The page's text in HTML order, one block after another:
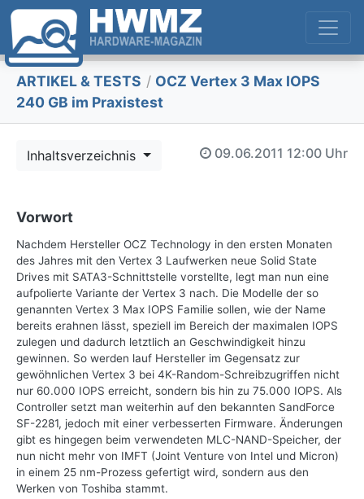
ARTIKEL & TESTS / OCZ Vertex 3 Max IOPS
240 GB im Praxistest
Inhaltsverzeichnis 09.06.2011 12:00 Uhr
Vorwort
Nachdem Hersteller OCZ Technology in den ersten Monaten
des Jahres mit den Vertex 3 Laufwerken neue Solid State
Drives mit SATA3-Schnittstelle vorstellte, legt man nun eine
aufpolierte Variante der Vertex 3 nach. Die Modelle der so
genannten Vertex 3 Max IOPS Familie sollen, wie der Name
bereits erahnen lässt, speziell im Bereich der maximalen IOPS
zulegen und dadurch letztlich an Geschwindigkeit hinzu
gewinnen. So werden lauf Hersteller im Gegensatz zur
gewöhnlichen Vertex 3 bei 4K-Random-Schreibzugriffen nicht
nur 60.000 IOPS erreicht, sondern bis hin zu 75.000 IOPS. Als
Controller setzt man weiterhin auf den bekannten SandForce
SF-2281, jedoch mit einer verbesserten Firmware. Änderungen
gibt es hingegen beim verwendeten MLC-NAND-Speicher, der
nun nicht mehr von IMFT (Joint Venture von Intel und Micron)
in einem 25 nm-Prozess gefertigt wird, sondern aus den
Werken von Toshiba stammt.